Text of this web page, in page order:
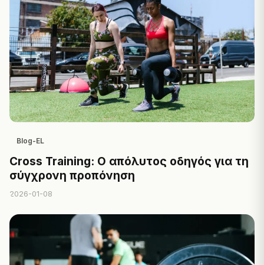
Blog-EL
Cross Training: Ο απόλυτος οδηγός για τη
σύγχρονη προπόνηση
2026-01-08